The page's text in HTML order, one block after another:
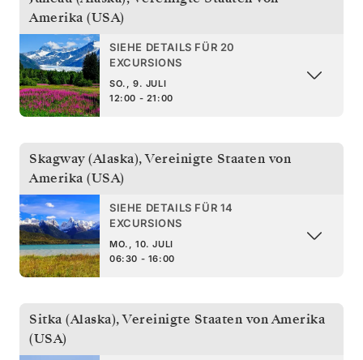
Amerika (USA)
SIEHE DETAILS FÜR 20
EXCURSIONS
SO., 9. JULI
12:00 - 21:00
Skagway (Alaska),Vereinigte Staaten von
Amerika (USA)
SIEHE DETAILS FÜR 14
EXCURSIONS
MO., 10. JULI
06:30 - 16:00
Sitka (Alaska),Vereinigte Staaten von Amerika
(USA)